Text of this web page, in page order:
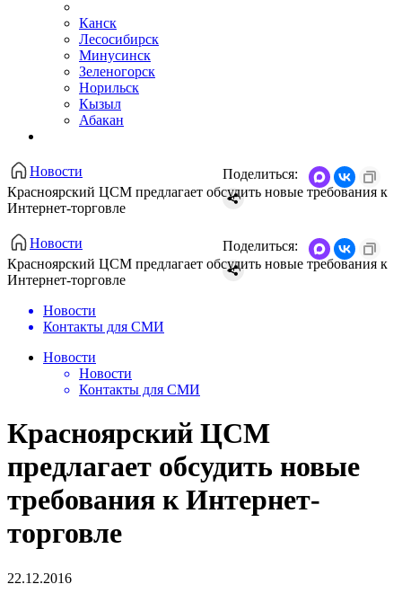
Канск
Лесосибирск
Минусинск
Зеленогорск
Норильск
Кызыл
Абакан
Новости
Красноярский ЦСМ предлагает обсудить новые требования к
Интернет-торговле
Поделиться:
Новости
Красноярский ЦСМ предлагает обсудить новые требования к
Интернет-торговле
Поделиться:
Новости
Контакты для СМИ
Новости
Новости
Контакты для СМИ
Красноярский ЦСМ
предлагает обсудить новые
требования к Интернет-
торговле
22.12.2016